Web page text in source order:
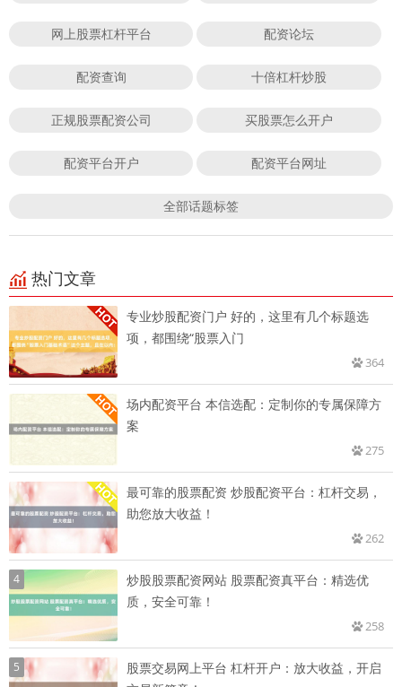
网上股票杠杆平台 配资论坛
配资查询 十倍杠杆炒股
正规股票配资公司 买股票怎么开户
配资平台开户 配资平台网址
全部话题标签
热门文章
专业炒股配资门户 好的，这里有几个标题选
项，都围绕“股票入门
364
场内配资平台 本信选配：定制你的专属保障方
案
275
最可靠的股票配资 炒股配资平台：杠杆交易，
助您放大收益！
262
4
炒股股票配资网站 股票配资真平台：精选优
质，安全可靠！
258
5
股票交易网上平台 杠杆开户：放大收益，开启